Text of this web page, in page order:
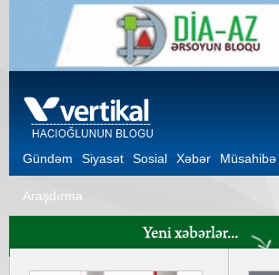
Gündəm Siyasət Sosial Xəbər Müsahibə
Araşdırma